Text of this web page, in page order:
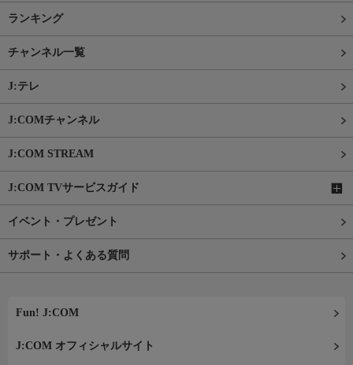
ランキング
チャンネル一覧
J:テレ
J:COMチャンネル
J:COM STREAM
J:COM TVサービスガイド
イベント・プレゼント
サポート・よくある質問
Fun! J:COM
J:COM オフィシャルサイト